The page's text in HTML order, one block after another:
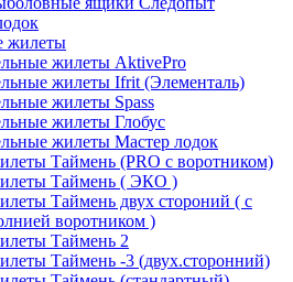
жилеты
жилеты AktivePro
жилеты Ifrit (Элементаль)
жилеты Spass
жилеты Глобус
жилеты Мастер лодок
Таймень (PRO c воротником)
Таймень ( ЭКО )
Таймень двух стороний ( с
воротником )
Таймень 2
Таймень -3 (двух.сторонний)